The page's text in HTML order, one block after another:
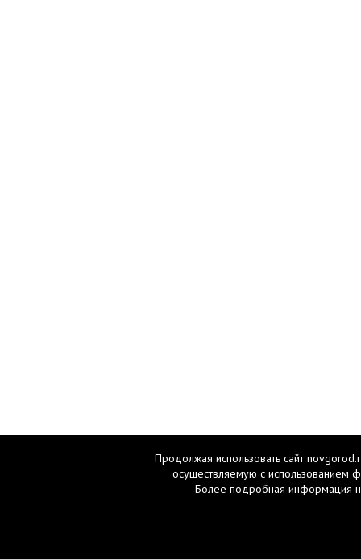
Продолжая использовать сайт
осуществляемую с использованием
Более подробная информация